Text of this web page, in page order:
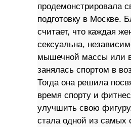
продемонстрировала
подготовку в Москве.
считает, что каждая
сексуальна,
мышечной массы или
занялась спортом в
Тогда она решила
время спорту и
улучшить свою
стала одной из самых